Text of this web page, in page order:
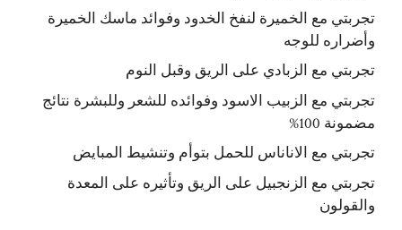
تجربتي مع الخميرة لنفخ الخدود وفوائد ماسك الخميرة
وأضراره للوجه
تجربتي مع الزبادي على الريق وقبل النوم
تجربتي مع الزبيب الاسود وفوائده للشعر وللبشرة نتائج
مضمونة 100%
تجربتي مع الاناناس للحمل بتوأم وتنشيط المبايض
تجربتي مع الزنجبيل على الريق وتأثيره على المعدة
والقولون